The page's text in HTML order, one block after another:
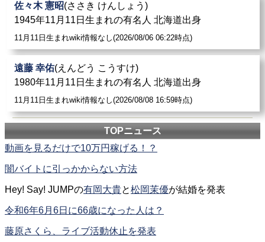
佐々木 憲昭(ささき けんしょう)
1945年11月11日生まれの有名人 北海道出身
11月11日生まれwiki情報なし(2026/08/06 06:22時点)
遠藤 幸佑(えんどう こうすけ)
1980年11月11日生まれの有名人 北海道出身
11月11日生まれwiki情報なし(2026/08/08 16:59時点)
TOPニュース
動画を見るだけで10万円稼げる！？
闇バイトに引っかからない方法
Hey! Say! JUMPの有岡大貴と松岡茉優が結婚を発表
令和6年6月6日に66歳になった人は？
藤原さくら、ライブ活動休止を発表